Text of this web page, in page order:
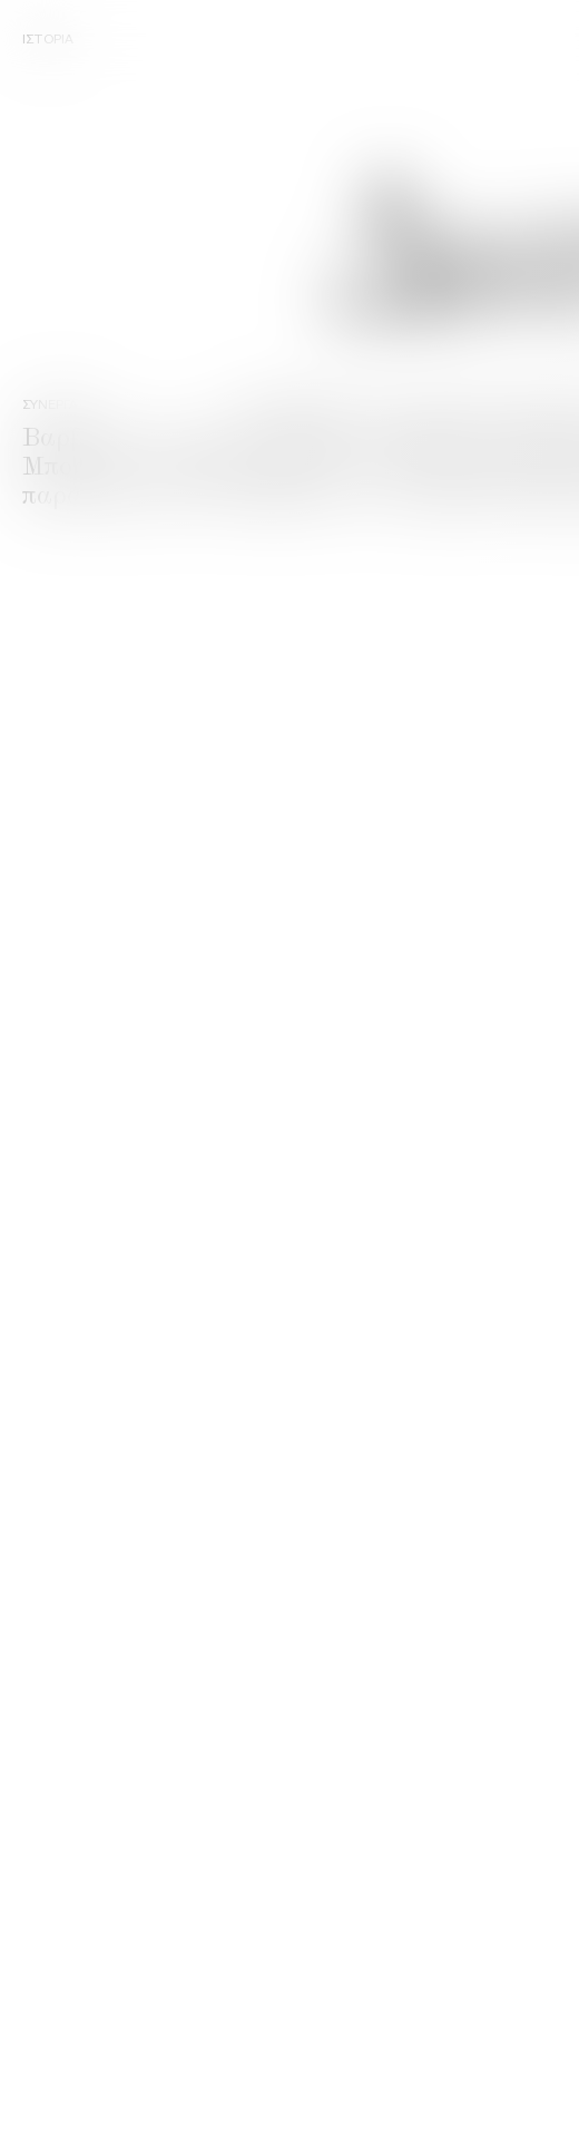
ΙΣΤΟΡΙΑ
ΣΥΝΕΡΓΑΤΕΣ
Βαρβαγιάννη εξάγει ούζο σε ολόκληρο τον
Μπορείτε να επικοινωνήσετε με τους
παράγουμε. Εάν επιθυμείτε να ενταχθείτε